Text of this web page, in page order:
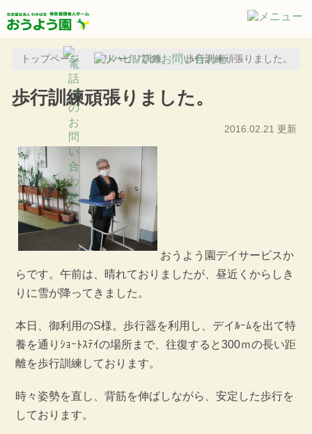
トップページ リハビリ訓練 歩行訓練頑張りました。
歩行訓練頑張りました。
2016.02.21 更新
おうよう園デイサービスか
らです。午前は、晴れておりましたが、昼近くからしき
りに雪が降ってきました。
本日、御利用のS様。歩行器を利用し、デイﾙｰﾑを出て特
養を通りｼｮｰﾄｽﾃｲの場所まで、往復すると300ｍの長い距
離を歩行訓練しております。
時々姿勢を直し、背筋を伸ばしながら、安定した歩行を
しております。